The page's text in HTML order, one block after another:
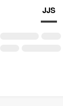
JJS